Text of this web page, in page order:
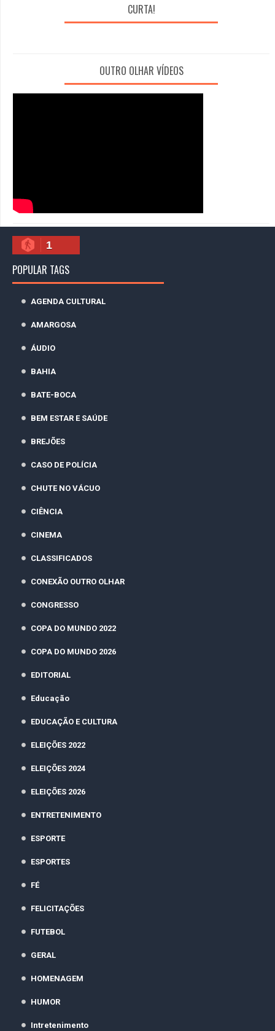
CURTA!
OUTRO OLHAR VÍDEOS
1
POPULAR TAGS
AGENDA CULTURAL
AMARGOSA
ÁUDIO
BAHIA
BATE-BOCA
BEM ESTAR E SAÚDE
BREJÕES
CASO DE POLÍCIA
CHUTE NO VÁCUO
CIÊNCIA
CINEMA
CLASSIFICADOS
CONEXÃO OUTRO OLHAR
CONGRESSO
COPA DO MUNDO 2022
COPA DO MUNDO 2026
EDITORIAL
Educação
EDUCAÇÃO E CULTURA
ELEIÇÕES 2022
ELEIÇÕES 2024
ELEIÇÕES 2026
ENTRETENIMENTO
ESPORTE
ESPORTES
FÉ
FELICITAÇÕES
FUTEBOL
GERAL
HOMENAGEM
HUMOR
Intretenimento